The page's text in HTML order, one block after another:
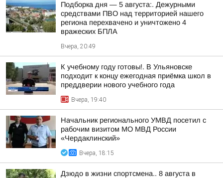
Подборка дня — 5 августа:. Дежурными
средствами ПВО над территорией нашего
региона перехвачено и уничтожено 4
вражеских БПЛА
Вчера, 20:49
К учебному году готовы!. В Ульяновске
подходит к концу ежегодная приёмка школ в
преддверии нового учебного года
Вчера, 19:40
Начальник регионального УМВД посетил с
рабочим визитом МО МВД России
«Чердаклинский»
Вчера, 18:15
Дзюдо в жизни спортсмена.. 8 августа в